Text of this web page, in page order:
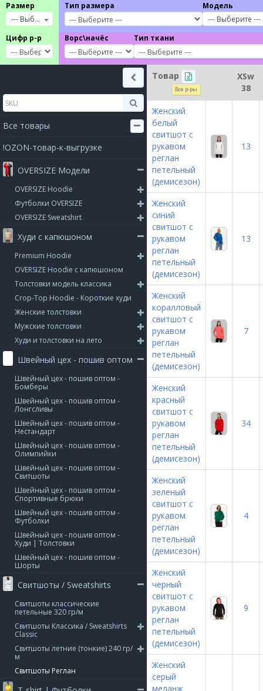
Размер
--- Выберите ---
Цифр р-р
Тип размера
Модель
--- Выберите ---
Ворс\начёс
Тип ткани
Все товары
!OZON-товар-к-выгрузке
OVERSIZE Модели
OVERSIZE Hoodie
Футболки OVERSIZE
OVERSIZE Sweatshirt
Худи с капюшоном
Premium Hoodie
OVERSIZE Hoodie с капюшоном
Толстовки модель классика
Crop-Top Hoodie - Короткие худи
Женские толстовки
Мужские толстовки
Худи и толстовки на лето
Швейный цех - пошив оптом
Швейный цех - пошив оптом -
Бомберы
Швейный цех - пошив оптом -
Лонгсливы
Швейный цех - пошив оптом -
Нестандарт
Швейный цех - пошив оптом -
Олимпийки
Швейный цех - пошив оптом -
Свитшоты
Швейный цех - пошив оптом -
Спортивные брюки
Швейный цех - пошив оптом -
Футболки
Швейный цех - пошив оптом -
Худи | Толстовки
Швейный цех - пошив оптом -
Шорты
Свитшоты / Sweatshirts
Свитшоты классические
петельные 320 гр/м
Свитшоты Классика / Sweatshirts
Classic
Свитшоты летние (тонкие) 240 гр/
м
Свитшоты Реглан
Товар
Все р-ры
XSw
38
Женский
белый
свитшот с
рукавом
реглан
петельный
(демисезон)
13
Женский
синий
свитшот с
рукавом
реглан
петельный
(демисезон)
13
Женский
коралловый
свитшот с
рукавом
реглан
петельный
(демисезон)
7
Женский
красный
свитшот с
рукавом
реглан
петельный
(демисезон)
34
Женский
зеленый
свитшот с
рукавом
реглан
петельный
(демисезон)
4
Женский
черный
свитшот с
рукавом
реглан
петельный
(демисезон)
9
Женский
серый
меланж